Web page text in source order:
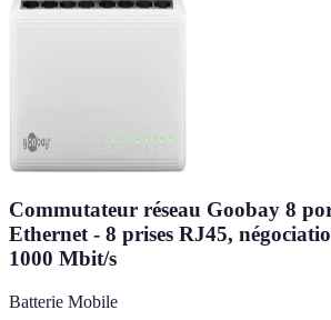
Commutateur réseau Goobay 8
Ethernet - 8 prises RJ45,
1000 Mbit/s
Batterie Mobile